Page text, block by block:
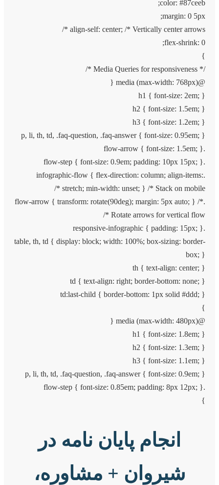
color: #87ceeb;
margin: 0 5px;
align-self: center; /* Vertically center arrows */
flex-shrink: 0;
}
/* Media Queries for responsiveness */
@media (max-width: 768px) {
h1 { font-size: 2em; }
h2 { font-size: 1.5em; }
h3 { font-size: 1.2em; }
p, li, th, td, .faq-question, .faq-answer { font-size: 0.95em; }
.flow-arrow { font-size: 1.5em; }
.flow-step { font-size: 0.9em; padding: 10px 15px; }
.infographic-flow { flex-direction: column; align-items:
stretch; min-width: unset; } /* Stack on mobile */
.flow-arrow { transform: rotate(90deg); margin: 5px auto; } /*
Rotate arrows for vertical flow */
.responsive-infographic { padding: 15px; }
table, th, td { display: block; width: 100%; box-sizing: border-
box; }
th { text-align: center; }
td { text-align: right; border-bottom: none; }
td:last-child { border-bottom: 1px solid #ddd; }
}
@media (max-width: 480px) {
h1 { font-size: 1.8em; }
h2 { font-size: 1.3em; }
h3 { font-size: 1.1em; }
p, li, th, td, .faq-question, .faq-answer { font-size: 0.9em; }
.flow-step { font-size: 0.85em; padding: 8px 12px; }
}
انجام پایان نامه در
شیروان + مشاوره،